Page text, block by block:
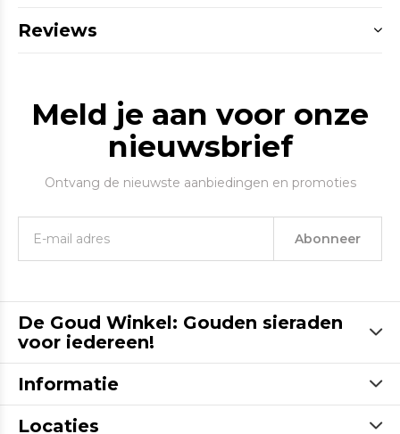
Reviews
Meld je aan voor onze
nieuwsbrief
Ontvang de nieuwste aanbiedingen en promoties
Abonneer
De Goud Winkel: Gouden sieraden
voor iedereen!
Informatie
Locaties